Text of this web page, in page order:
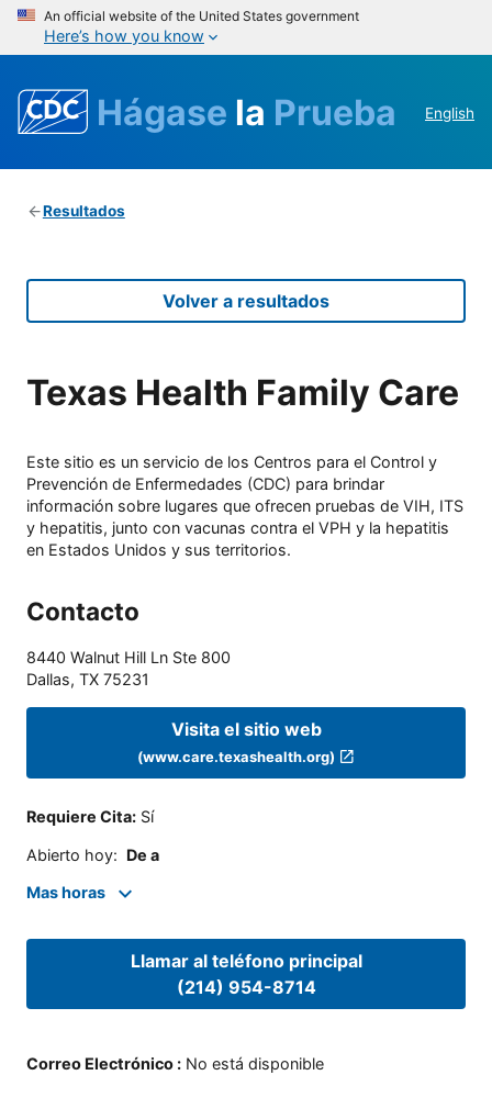
An official website of the United States government
Here’s how you know
Hágase la Prueba English
Resultados
Volver a resultados
Texas Health Family Care
Este sitio es un servicio de los Centros para el Control y
Prevención de Enfermedades (CDC) para brindar
información sobre lugares que ofrecen pruebas de VIH, ITS
y hepatitis, junto con vacunas contra el VPH y la hepatitis
en Estados Unidos y sus territorios.
Contacto
8440 Walnut Hill Ln Ste 800
Dallas, TX 75231
Visita el sitio web
(www.care.texashealth.org)
Requiere Cita: Sí
Abierto hoy: De a
Mas horas
Llamar al teléfono principal
(214) 954-8714
Correo Electrónico : No está disponible